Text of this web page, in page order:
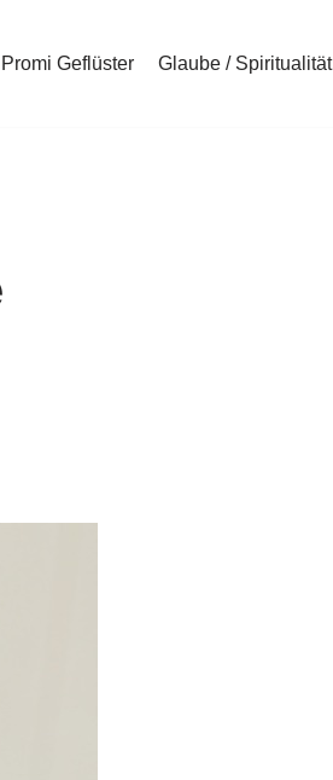
Promi Geflüster Glaube / Spiritualität